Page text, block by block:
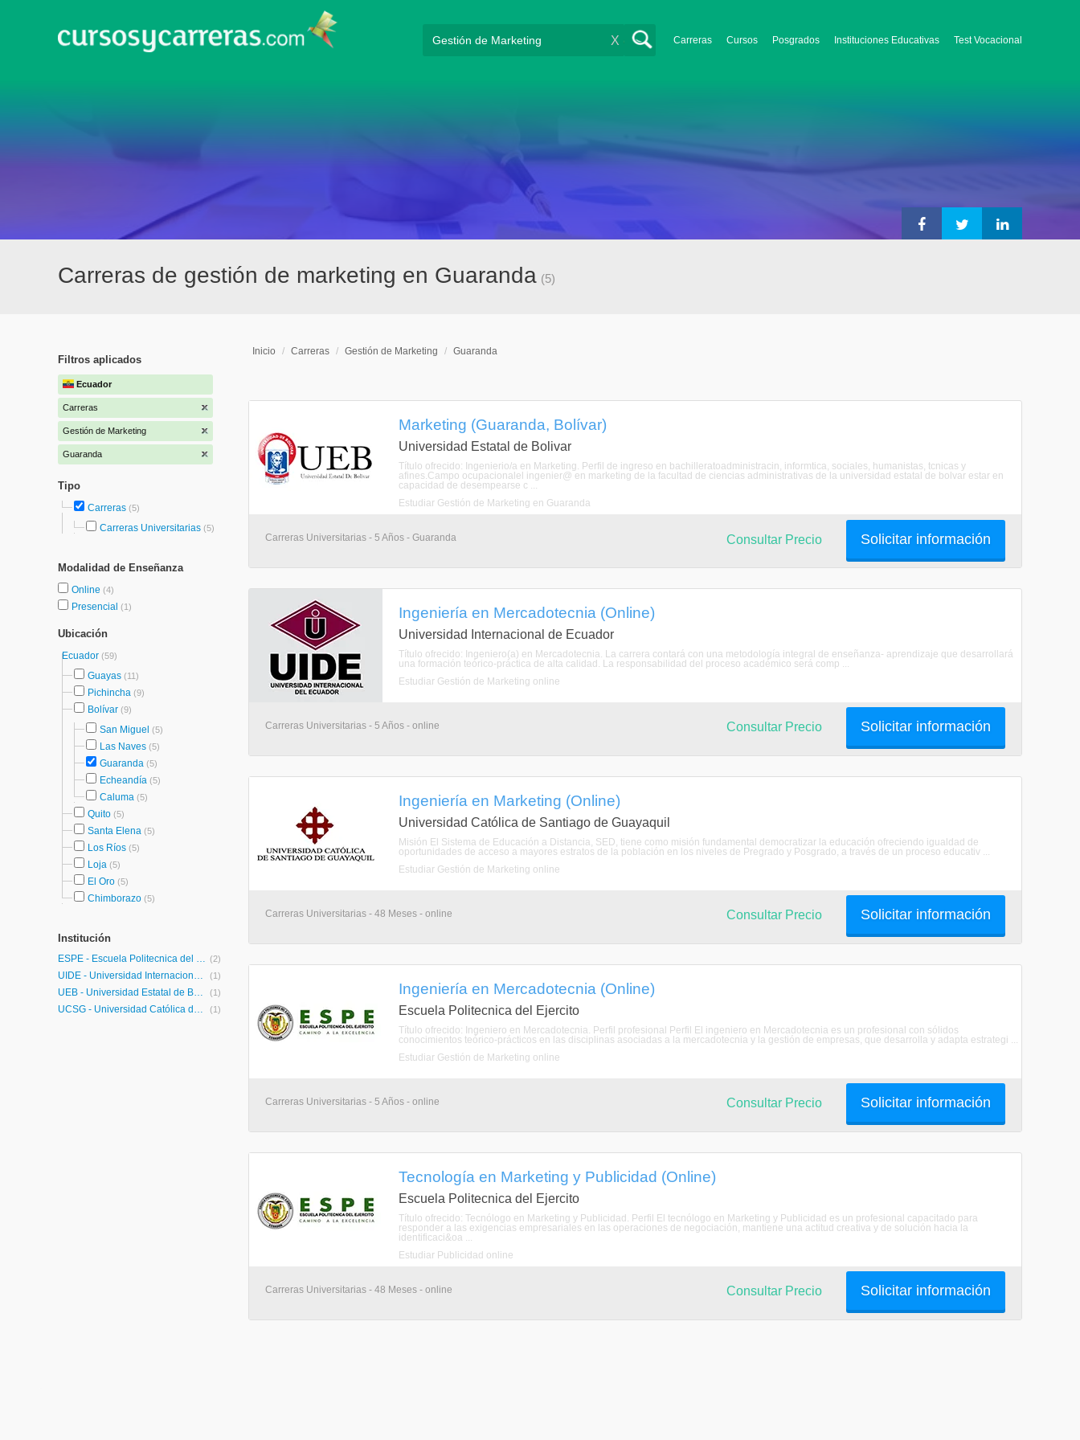
Carreras Cursos Posgrados Instituciones Educativas Test Vocacional
X
Carreras de gestión de marketing en Guaranda (5)
Filtros aplicados
Ecuador
Carreras
Gestión de Marketing
Guaranda
Tipo
Carreras (5)
Carreras Universitarias (5)
Modalidad de Enseñanza
Online (4)
Presencial (1)
Ubicación
Ecuador (59)
Guayas (11)
Pichincha (9)
Bolívar (9)
San Miguel (5)
Las Naves (5)
Guaranda (5)
Echeandía (5)
Caluma (5)
Quito (5)
Santa Elena (5)
Los Ríos (5)
Loja (5)
El Oro (5)
Chimborazo (5)
Institución
ESPE - Escuela Politecnica del Ejercito (2)
UIDE - Universidad Internacional de Ecuador (1)
UEB - Universidad Estatal de Bolivar (1)
UCSG - Universidad Católica de Santiago de Guayaquil (1)
Inicio / Carreras / Gestión de Marketing / Guaranda
Marketing (Guaranda, Bolívar)
Universidad Estatal de Bolivar
Título ofrecido: Ingenierio/a en Marketing. Perfil de ingreso en bachilleratoadministracin, informtica, sociales, humanistas, tcnicas y
afines.Campo ocupacionalel ingenier@ en marketing de la facultad de ciencias administrativas de la universidad estatal de bolvar estar en
capacidad de desempearse c ...
Estudiar Gestión de Marketing en Guaranda
Carreras Universitarias - 5 Años - Guaranda Solicitar información
Consultar Precio
Ingeniería en Mercadotecnia (Online)
Universidad Internacional de Ecuador
Título ofrecido: Ingeniero(a) en Mercadotecnia. La carrera contará con una metodología integral de enseñanza- aprendizaje que desarrollará
una formación teórico-práctica de alta calidad. La responsabilidad del proceso académico será comp ...
Estudiar Gestión de Marketing online
Carreras Universitarias - 5 Años - online Solicitar información
Consultar Precio
Ingeniería en Marketing (Online)
Universidad Católica de Santiago de Guayaquil
Misión El Sistema de Educación a Distancia, SED, tiene como misión fundamental democratizar la educación ofreciendo igualdad de
oportunidades de acceso a mayores estratos de la población en los niveles de Pregrado y Posgrado, a través de un proceso educativ ...
Estudiar Gestión de Marketing online
Carreras Universitarias - 48 Meses - online Solicitar información
Consultar Precio
Ingeniería en Mercadotecnia (Online)
Escuela Politecnica del Ejercito
Título ofrecido: Ingeniero en Mercadotecnia. Perfil profesional Perfil El ingeniero en Mercadotecnia es un profesional con sólidos
conocimientos teórico-prácticos en las disciplinas asociadas a la mercadotecnia y la gestión de empresas, que desarrolla y adapta estrategi ...
Estudiar Gestión de Marketing online
Carreras Universitarias - 5 Años - online Solicitar información
Consultar Precio
Tecnología en Marketing y Publicidad (Online)
Escuela Politecnica del Ejercito
Título ofrecido: Tecnólogo en Marketing y Publicidad. Perfil El tecnólogo en Marketing y Publicidad es un profesional capacitado para
responder a las exigencias empresariales en las operaciones de negociación, mantiene una actitud creativa y de solución hacia la
identificaci&oa ...
Estudiar Publicidad online
Carreras Universitarias - 48 Meses - online Solicitar información
Consultar Precio